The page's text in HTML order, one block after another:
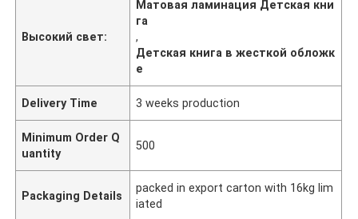
Высокий свет:
Матовая ламинация Детская кни
га
,
Детская книга в жесткой обложк
е
Delivery Time 3 weeks production
Minimum Order Q
uantity
500
Packaging Details
packed in export carton with 16kg lim
iated